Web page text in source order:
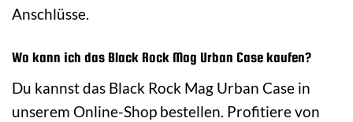
Anschlüsse.
Wo kann ich das Black Rock Mag Urban Case kaufen?
Du kannst das Black Rock Mag Urban Case in
unserem Online-Shop bestellen. Profitiere von